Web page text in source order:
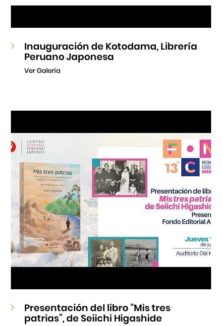
Inauguración de Kotodama, Librería
Peruano Japonesa
Ver Galería
Presentación del libro “Mis tres
patrias”, de Seiichi Higashide